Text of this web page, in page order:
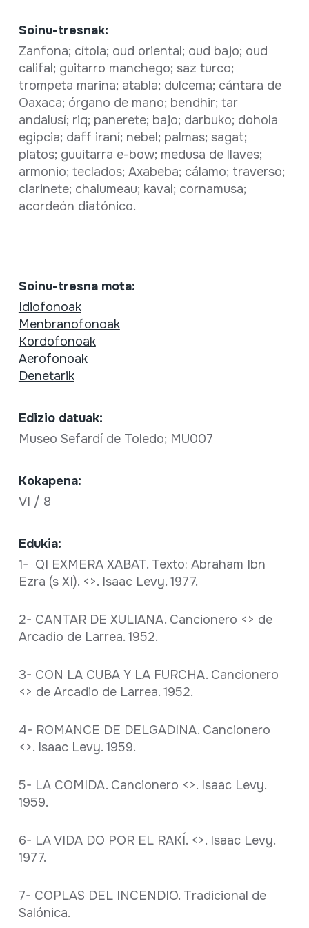
Soinu-tresnak:
Zanfona; cítola; oud oriental; oud bajo; oud
califal; guitarro manchego; saz turco;
trompeta marina; atabla; dulcema; cántara de
Oaxaca; órgano de mano; bendhir; tar
andalusí; riq; panerete; bajo; darbuko; dohola
egipcia; daff iraní; nebel; palmas; sagat;
platos; guuitarra e-bow; medusa de llaves;
armonio; teclados; Axabeba; cálamo; traverso;
clarinete; chalumeau; kaval; cornamusa;
acordeón diatónico.
Soinu-tresna mota:
Idiofonoak
Menbranofonoak
Kordofonoak
Aerofonoak
Denetarik
Edizio datuak:
Museo Sefardí de Toledo; MU007
Kokapena:
VI / 8
Edukia:
1- QI EXMERA XABAT. Texto: Abraham Ibn
Ezra (s XI). <>. Isaac Levy. 1977.
2- CANTAR DE XULIANA. Cancionero <> de
Arcadio de Larrea. 1952.
3- CON LA CUBA Y LA FURCHA. Cancionero
<> de Arcadio de Larrea. 1952.
4- ROMANCE DE DELGADINA. Cancionero
<>. Isaac Levy. 1959.
5- LA COMIDA. Cancionero <>. Isaac Levy.
1959.
6- LA VIDA DO POR EL RAKÍ. <>. Isaac Levy.
1977.
7- COPLAS DEL INCENDIO. Tradicional de
Salónica.